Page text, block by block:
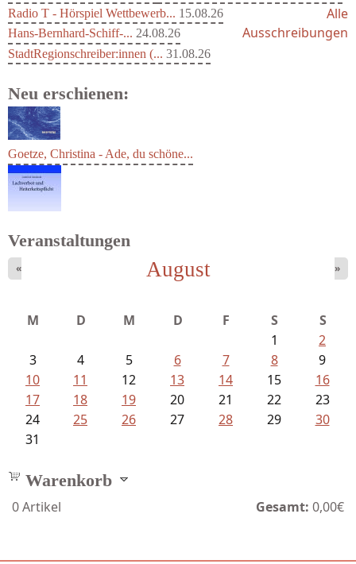
Radio T - Hörspiel Wettbewerb... 15.08.26
Hans-Bernhard-Schiff-... 24.08.26
StadtRegionschreiber:innen (... 31.08.26
Alle
Ausschreibungen
Neu erschienen:
Goetze, Christina - Ade, du schöne...
Meinhold, Gottfried - Lachverbot...
Veranstaltungen
August
« »
M D M D F S
S
1
2
3
4 5 6 7 8
9
10
11 12 13 14 15
16
17
18 19 20 21 22
23
24
25 26 27 28 29
30
31
Warenkorb
0Artikel Gesamt: 0,00€